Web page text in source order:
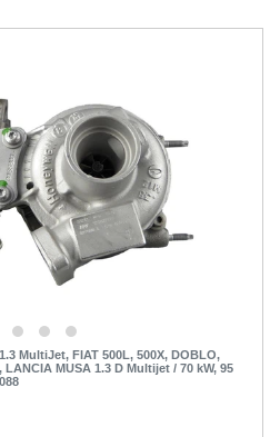
MultiJet, FIAT 500L, 500X, DOBLO,
LANCIA MUSA 1.3 D Multijet / 70 kW, 95